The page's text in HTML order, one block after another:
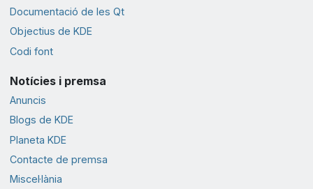
Documentació de les Qt
Objectius de KDE
Codi font
Notícies i premsa
Anuncis
Blogs de KDE
Planeta KDE
Contacte de premsa
Miscel·lània